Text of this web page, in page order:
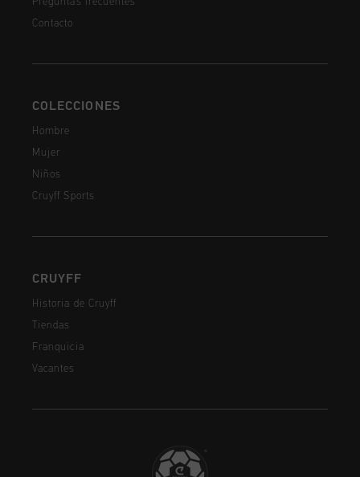
Contacto
COLECCIONES
Hombre
Mujer
Niños
Cruyff Sports
CRUYFF
Historia de Cruyff
Tiendas
Franquicia
Vacantes